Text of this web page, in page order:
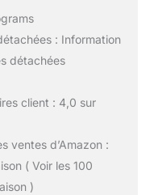
: Information
détachées
client : 4,0 sur
ventes d’Amazon :
( Voir les 100
)